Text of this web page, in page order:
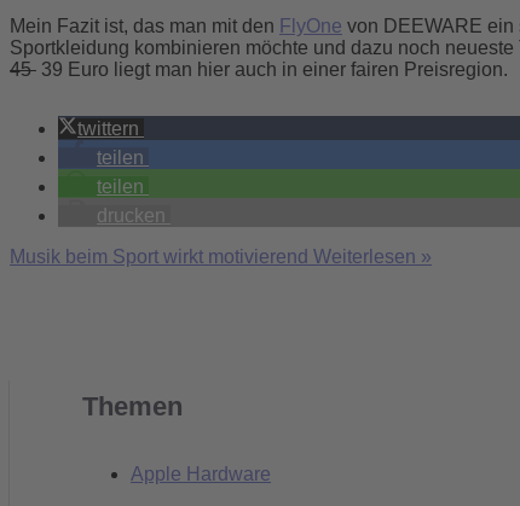
Mein Fazit ist, das man mit den FlyOne von DEEWARE ein
Sportkleidung kombinieren möchte und dazu noch
45 39 Euro liegt man hier auch in einer fairen Preisregion.
twittern
teilen
teilen
drucken
Musik beim Sport wirkt motivierend Weiterlesen »
Themen
Apple Hardware